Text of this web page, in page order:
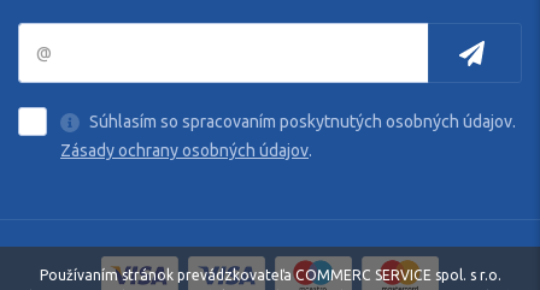
Súhlasím so spracovaním poskytnutých osobných údajov.
Zásady ochrany osobných údajov.
Používaním stránok prevádzkovateľa COMMERC SERVICE spol. s r.o.